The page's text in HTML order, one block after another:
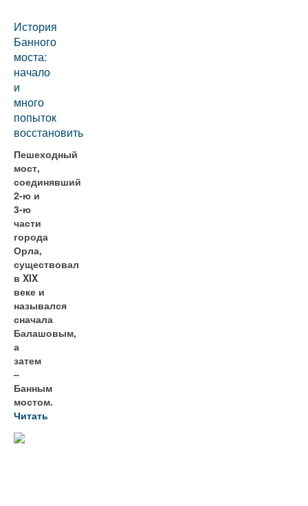
История
Банного
моста:
начало
и
много
попыток
восстановить
Пешеходный
мост,
соединявший
2-ю и
3-ю
части
города
Орла,
существовал
в XIX
веке и
назывался
сначала
Балашовым,
а
затем
–
Банным
мостом.
Читать